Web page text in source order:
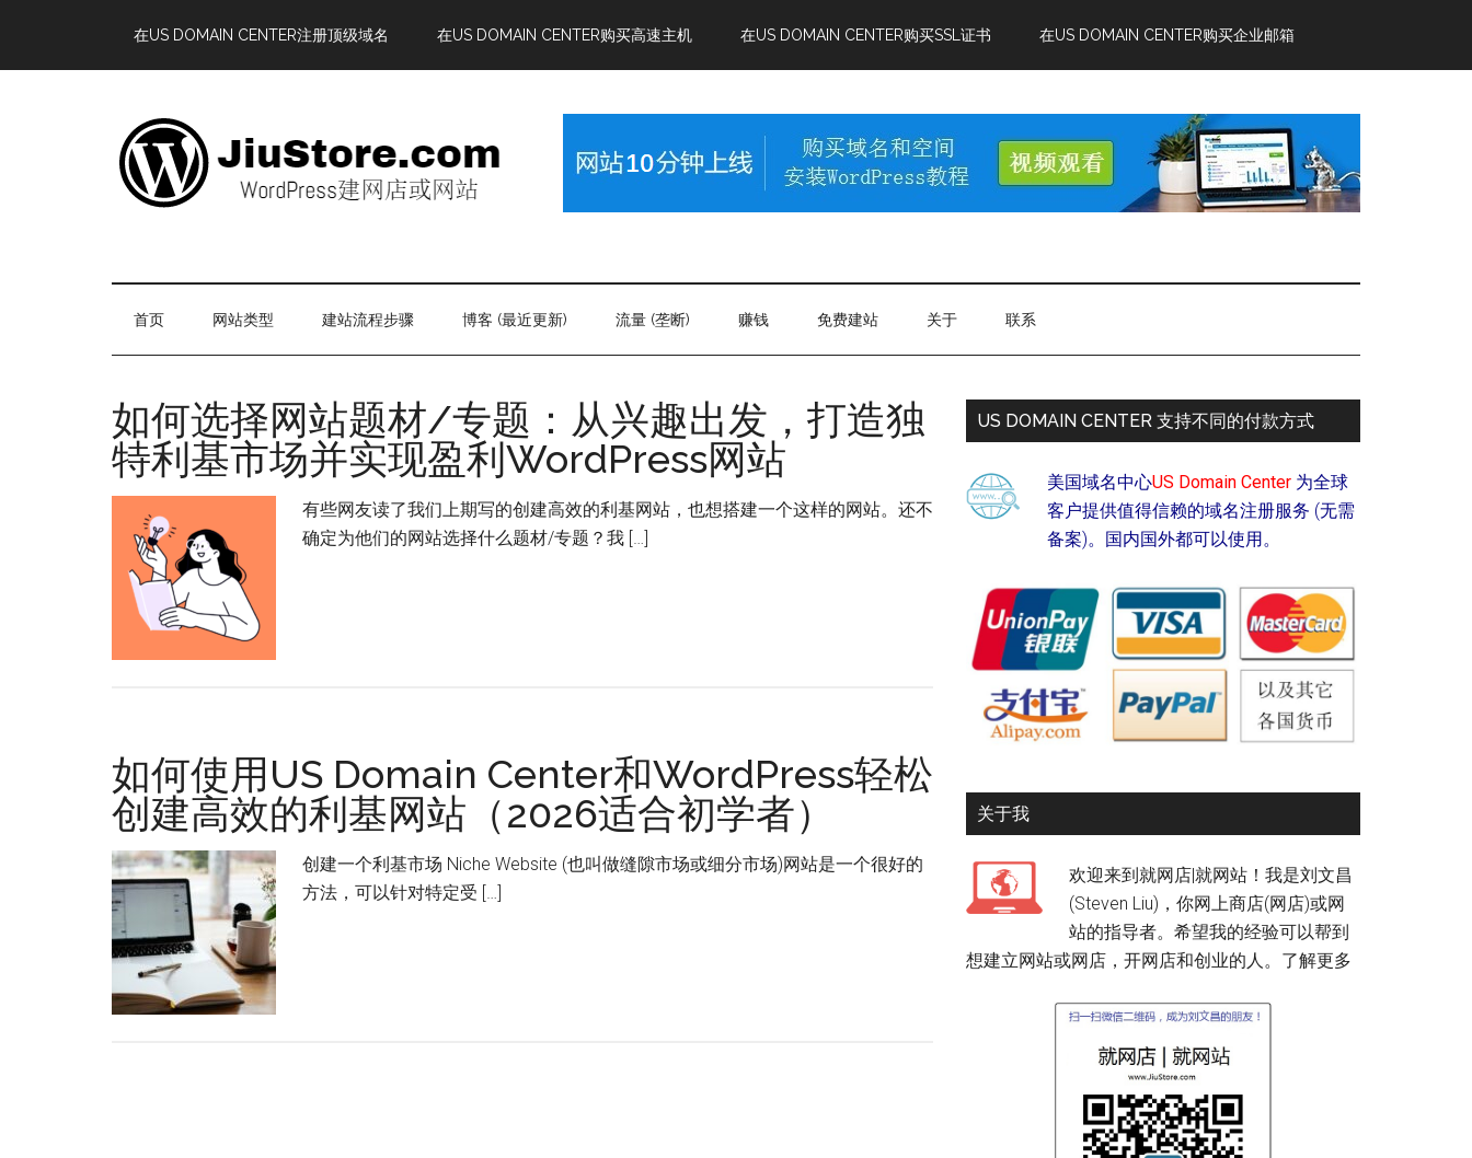
在US DOMAIN CENTER注册顶级域名 在US DOMAIN CENTER购买高速主机 在US DOMAIN CENTER购买SSL证书 在US DOMAIN CENTER购买企业邮箱
首页 网站类型 建站流程步骤 博客 (最近更新) 流量 (垄断) 赚钱 免费建站 关于 联系
如何选择网站题材/专题：从兴趣出发，打造独
特利基市场并实现盈利WordPress网站
有些网友读了我们上期写的创建高效的利基网站，也想搭建一个这样的网站。还不
确定为他们的网站选择什么题材/专题？我 […]
如何使用US Domain Center和WordPress轻松
创建高效的利基网站（2026适合初学者）
创建一个利基市场 Niche Website (也叫做缝隙市场或细分市场)网站是一个很好的
方法，可以针对特定受 […]
US DOMAIN CENTER 支持不同的付款方式
美国域名中心US Domain Center 为全球
客户提供值得信赖的域名注册服务 (无需
备案)。国内国外都可以使用。
关于我
欢迎来到就网店|就网站！我是刘文昌
(Steven Liu)，你网上商店(网店)或网
站的指导者。希望我的经验可以帮到
想建立网站或网店，开网店和创业的人。 了解更多